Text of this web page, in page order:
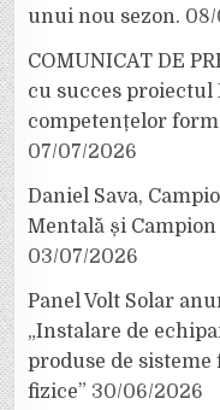
unui nou sezon.
COMUNICAT DE
cu succes proiectul
competențelor
07/07/2026
Daniel Sava,
Mentală și
03/07/2026
Panel Volt Solar
„Instalare de
produse de
fizice” 30/06/2026